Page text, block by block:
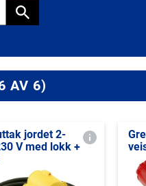
AV 6)
jordet 2-
V med lokk +